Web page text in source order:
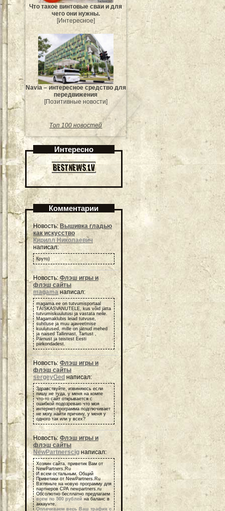
Что такое винтовые сваи и для
чего они нужны.
[Интересное]
Navia – интересное средство для
передвижения
[Позитивные новости]
Топ 100 новостей
Интересно
Комментарии
Новость: Вышивка гладью
как искусство
Кирилл Николаевич
написал:
Круто)
Новость:Флэш игры и
флэш сайты
magama написал:
magama.ee on tutvumisportaal
TÄISKASVANUTELE, kus võid jätta
tutvumiskuulutusi ja vastata neile.
Magamaklubis leiad tutvuse,
suhtluse ja muu ajaveetmise
kuulutused, mille on jätnud mehed
ja naised Tallinnast, Tartust ,
Pärnust ja teistest Eesti
piirkondadest.
Новость: Флэш игры и
флэш сайты
sergeyGed написал:
Здравствуйте, извиняюсь если
пишу не туда, у меня на компе
что-то сайт открывается с
ошибкой подозреваю что моя
интернет-программа подглючивает
не могу найти причину, у меня у
одного так или у всех?
Новость: Флэш игры и
флэш сайты
NewPartnerscig написал:
Хозяин сайта, приветик Вам от
NewPartners.Ru
И всем остальным, Общий
Приветики от NewPartners.Ru
Взгляньте на новую программу для
партнеров СРА newpartners.ru
Обсолютно бесплатно предлагаем
всем по 500 рублей на баланс в
аккаунте.
Оплачиваем весь Ваш трафик с